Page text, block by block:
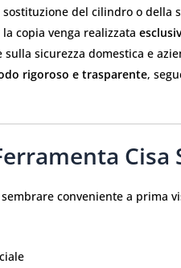
del cilindro o
copia venga realizzata
sicurezza domestica e
rigoroso e trasparente,
Cisa
conveniente a prima